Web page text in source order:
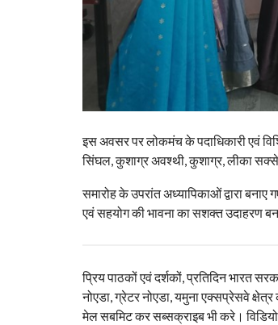
इस अवसर पर लोकमंच के पदाधिकारी एवं
सिंघल, कुशाग्र अवश्थी, कुशाग्र, लीका
समारोह के उपरांत अध्यापिकाओं द्वारा
एवं सहयोग की भावना का सशक्त उदाहरण
प्रिय पाठकों एवं दर्शकों, प्रतिदिन भारत
नोएडा, ग्रेटर नोएडा, यमुना एक्सप्रेसवे
मेल सबमिट कर सब्सक्राइब भी करे।